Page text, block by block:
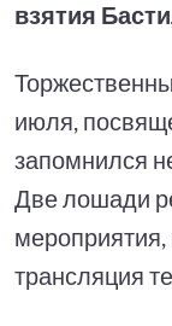
взятия
июля,
запомнился
Две лошади
мероприятия,
трансляция